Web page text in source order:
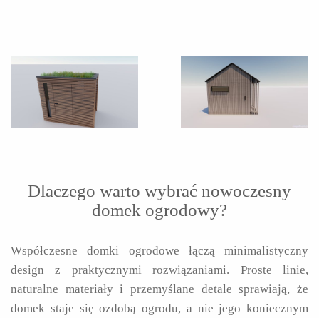
Dlaczego warto wybrać nowoczesny
domek ogrodowy?
Współczesne domki ogrodowe łączą minimalistyczny
design z praktycznymi rozwiązaniami. Proste linie,
naturalne materiały i przemyślane detale sprawiają, że
domek staje się ozdobą ogrodu, a nie jego koniecznym